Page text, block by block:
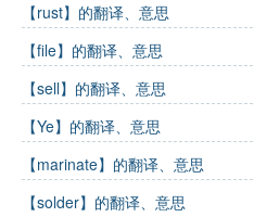
【rust】的翻译、意思
【file】的翻译、意思
【sell】的翻译、意思
【Ye】的翻译、意思
【marinate】的翻译、意思
【solder】的翻译、意思